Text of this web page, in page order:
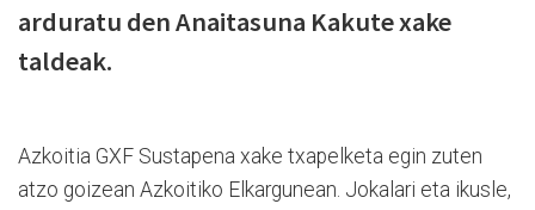
arduratu den Anaitasuna Kakute xake
taldeak.
Azkoitia GXF Sustapena xake txapelketa egin zuten
atzo goizean Azkoitiko Elkargunean. Jokalari eta ikusle,